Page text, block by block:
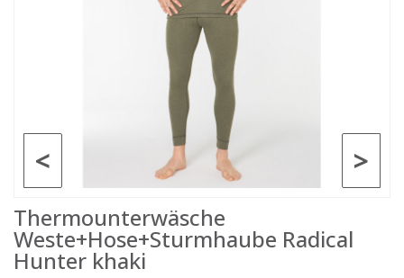
>
<
Thermounterwäsche
Weste+Hose+Sturmhaube Radical
Hunter khaki